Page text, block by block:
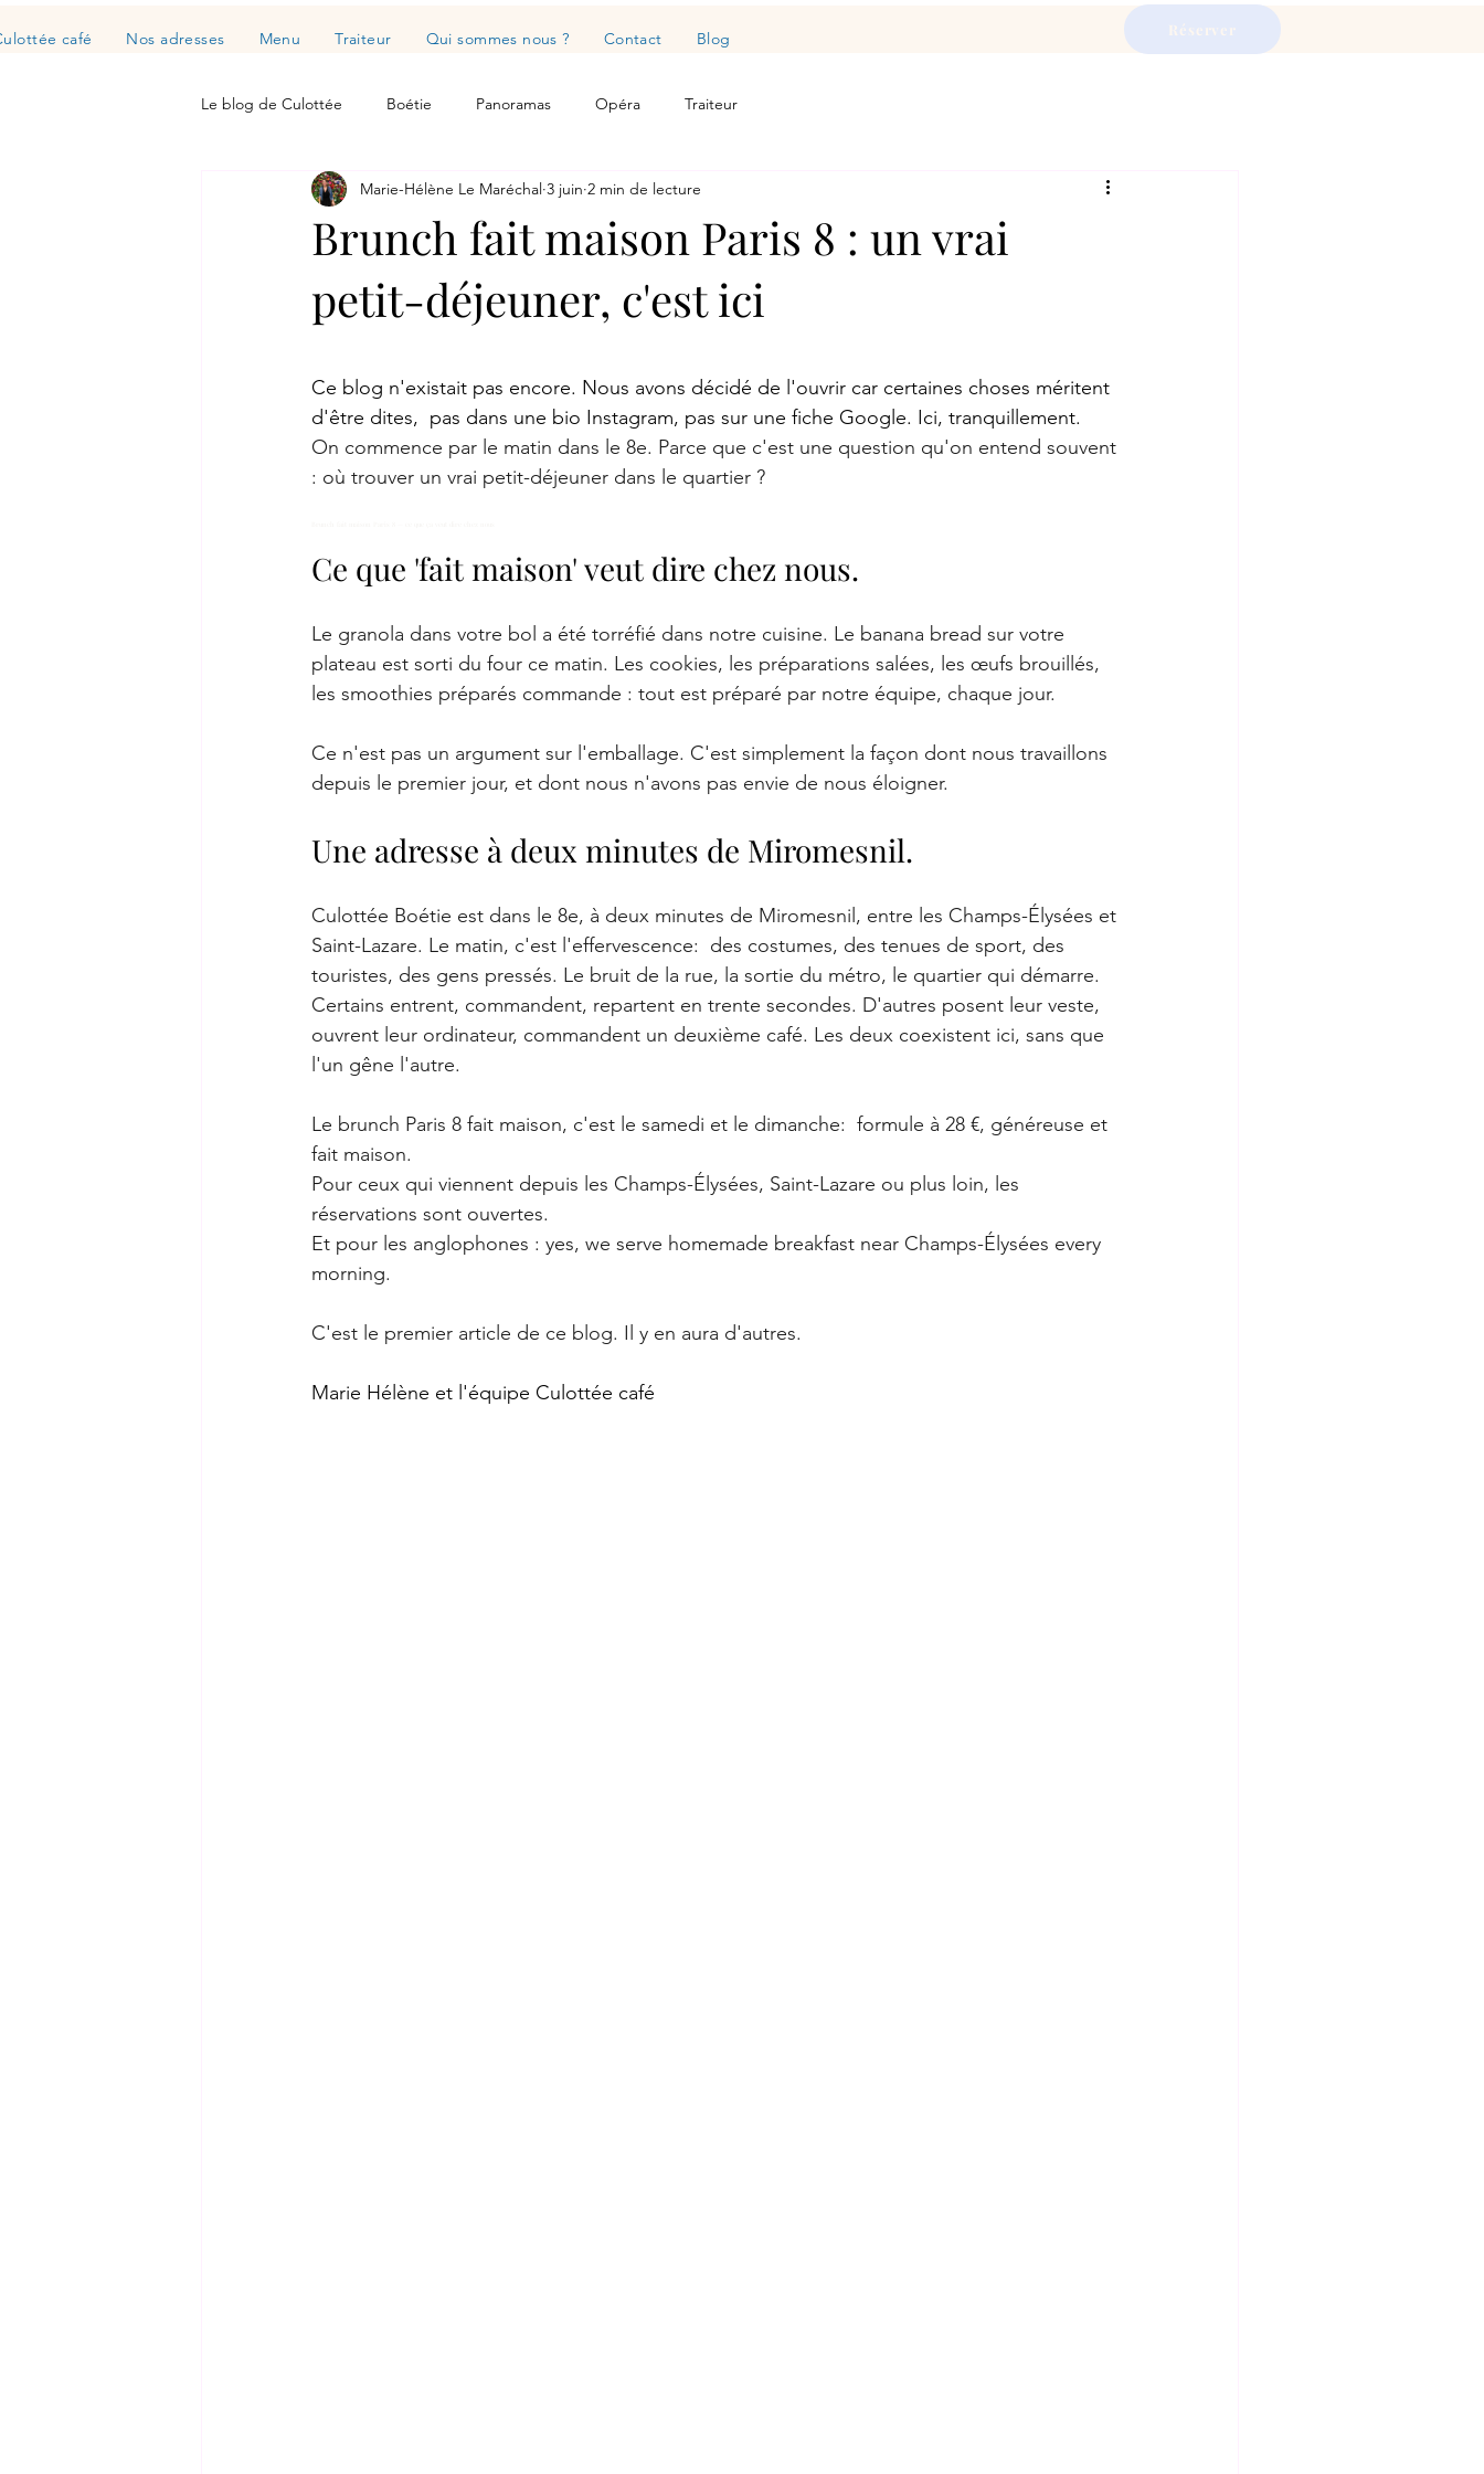
café Nos adresses Menu Traiteur Qui sommes nous ? Contact Blog réserver
Le blog de Culottée Boétie Panoramas Opéra Traiteur
Brunch fait maison Paris 8 : un vrai
petit-déjeuner, c'est ici
Marie-Hélène Le Maréchal 3 juin 2 min de lecture
Ce blog n'existait pas encore. Nous avons décidé de l'ouvrir car certaines choses méritent
d'être dites,  pas dans une bio Instagram, pas sur une fiche Google. Ici, tranquillement.
On commence par le matin dans le 8e. Parce que c'est une question qu'on entend souvent
: où trouver un vrai petit-déjeuner dans le quartier ?
Ce que 'fait maison' veut dire chez nous.
Le granola dans votre bol a été torréfié dans notre cuisine. Le banana bread sur votre
plateau est sorti du four ce matin. Les cookies, les préparations salées, les œufs brouillés,
les smoothies préparés commande : tout est préparé par notre équipe, chaque jour.
Ce n'est pas un argument sur l'emballage. C'est simplement la façon dont nous travaillons
depuis le premier jour, et dont nous n'avons pas envie de nous éloigner.
Une adresse à deux minutes de Miromesnil.
Culottée Boétie est dans le 8e, à deux minutes de Miromesnil, entre les Champs-Élysées et
Saint-Lazare. Le matin, c'est l'effervescence:  des costumes, des tenues de sport, des
touristes, des gens pressés. Le bruit de la rue, la sortie du métro, le quartier qui démarre.
Certains entrent, commandent, repartent en trente secondes. D'autres posent leur veste,
ouvrent leur ordinateur, commandent un deuxième café. Les deux coexistent ici, sans que
l'un gêne l'autre.
Le brunch Paris 8 fait maison, c'est le samedi et le dimanche:  formule à 28 €, généreuse et
fait maison.
Pour ceux qui viennent depuis les Champs-Élysées, Saint-Lazare ou plus loin, les
réservations sont ouvertes.
Et pour les anglophones : yes, we serve homemade breakfast near Champs-Élysées every
morning.
C'est le premier article de ce blog. Il y en aura d'autres.
Marie Hélène et l'équipe Culottée café